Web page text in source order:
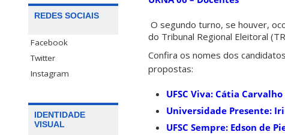
REDES SOCIAIS
Facebook
Twitter
Instagram
IDENTIDADE
VISUAL
O segundo turno, se houver,
do Tribunal Regional Eleitoral
Confira os nomes dos
propostas:
UFSC Viva: Cátia
Universidade Presente:
UFSC Sempre: Edson de